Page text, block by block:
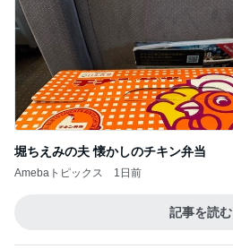
堀ちえみの夫 懐かしのチキン弁当
Amebaトピックス 1日前
記事を読む